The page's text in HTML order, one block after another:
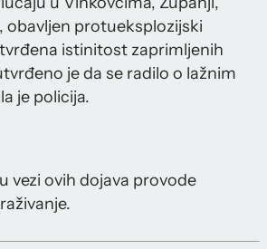
obavljen protueksplozijski
istinitost zaprimljenih
je da se radilo o lažnim
je policija.
vezi ovih dojava provode